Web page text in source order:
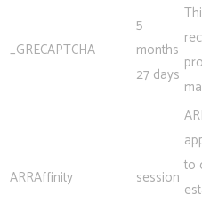
_GRECAPTCHA
5
months
27 days
ARRAffinity session
to